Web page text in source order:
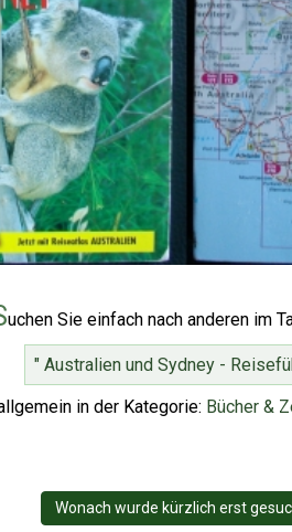
uchen Sie einfach nach anderen im
" Australien und Sydney -
in der Kategorie: Bücher &
Wonach wurde kürzlich erst